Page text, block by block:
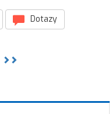
Dotazy